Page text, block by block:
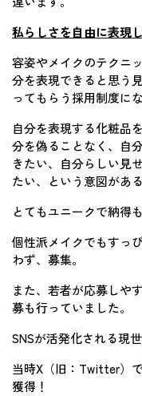
私らしさを自由に表現
容姿やメイクのテクニ
分を表現できると思う
ってもらう採用制度に
自分を表現する化粧品
分を偽ることなく、自
きたい、自分らしい見
たい、という意図があ
とてもユニークで納得
個性派メイクでもすっ
わず、募集。
また、若者が応募しや
募も行っていました。
SNSが活発化される現
当時X（旧：Twitter）
獲得！